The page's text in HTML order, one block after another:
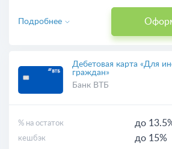
Подробнее
Дебетовая карта «Для
граждан»
Банк ВТБ
% на остаток до
кешбэк до 15%